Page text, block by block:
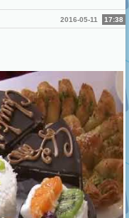
2016-05-11 17:38